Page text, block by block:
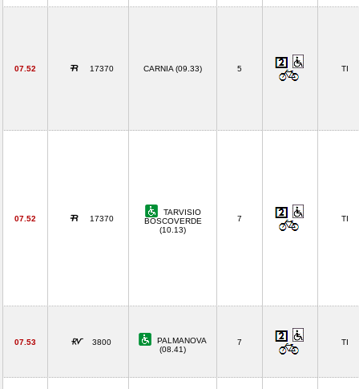
07.52 17370 CARNIA (09.33) 5 TI
07.52 17370
TARVISIO
BOSCOVERDE
(10.13)
7 TI
07.53 3800
PALMANOVA
(08.41)
7 TI